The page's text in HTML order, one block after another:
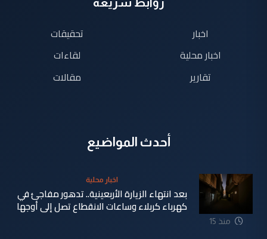
اخبار
اخبار محلية
تقارير
تحقيقات
لقاءات
مقالات
أحدث المواضيع
منذ 15
اخبار محلية
بعد انتهاء الزيارة الأربعينية.. تدهور مفاجئ في
كهرباء كربلاء وساعات الانقطاع تصل إلى أوجها